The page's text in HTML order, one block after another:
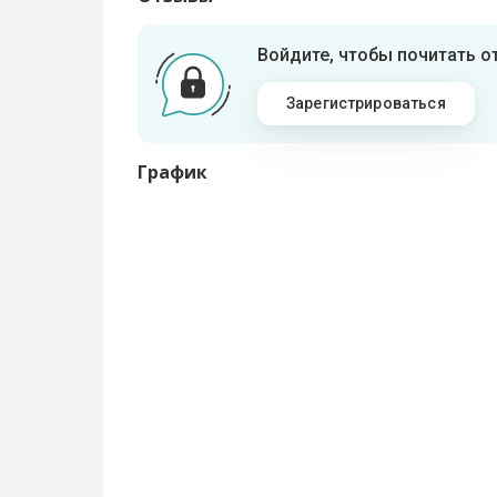
Войдите, чтобы почитать
Зарегистрироваться
График